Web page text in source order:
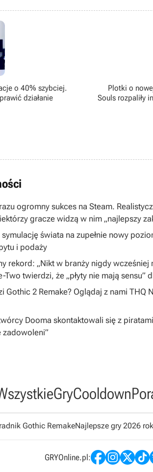
się dopiero, gdy szum wokół nich ucichnie.
książkach oraz grach wideo, ale też przy
o 40% szybciej.
działanie
Plotki o
Souls rozpaliły
ogromny sukces na Steam.
gracze widzą w nim „najlepszy
świata na zupełnie nowy
i podaży
rekord: „Nikt w branży nigdy wcześniej
Two twierdzi, że „płyty nie mają sensu”
Gothic 2 Remake? Oglądaj z nami THQ
Dooma skontaktowali się z
zadowoleni”
GryCooldown
Gothic RemakeNajlepsze gry 2026
GRYOnline.pl: